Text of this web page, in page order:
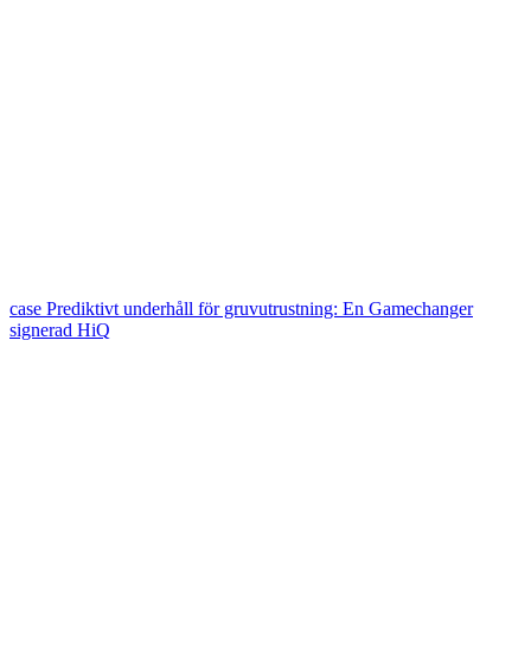
case Prediktivt underhåll för gruvutrustning: En Gamechanger
signerad HiQ